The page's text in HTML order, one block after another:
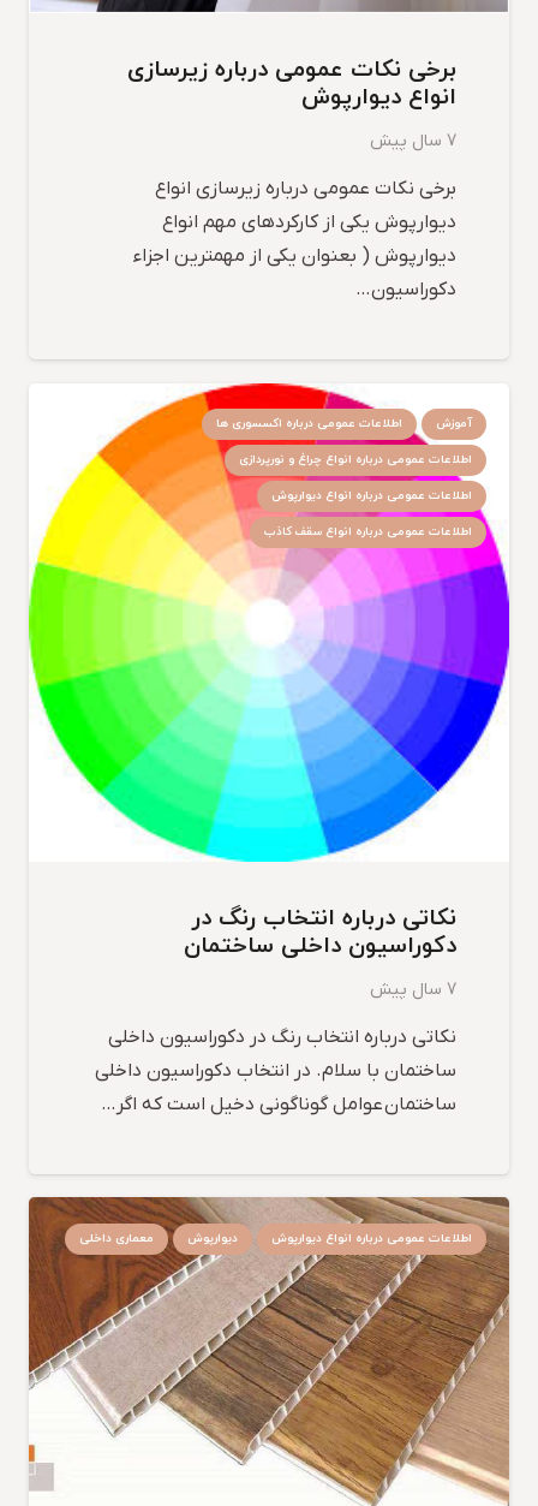
برخی نکات عمومی درباره زیرسازی
انواع دیوارپوش
7 سال پیش
برخی نکات عمومی درباره زیرسازی انواع
دیوارپوش یکی از کارکردهای مهم انواع
دیوارپوش ( بعنوان یکی از مهمترین اجزاء
دکوراسیون…
آموزش
اطلاعات عمومی درباره اکسسوری ها
اطلاعات عمومی درباره انواع چراغ و نورپردازی
اطلاعات عمومی درباره انواع دیوارپوش
اطلاعات عمومی درباره انواع سقف کاذب
نکاتی درباره انتخاب رنگ در
دکوراسیون داخلی ساختمان
7 سال پیش
نکاتی درباره انتخاب رنگ در دکوراسیون داخلی
ساختمان با سلام. در انتخاب دکوراسیون داخلی
ساختمان عوامل گوناگونی دخیل است که اگر…
اطلاعات عمومی درباره انواع دیوارپوش دیوارپوش معماری داخلی